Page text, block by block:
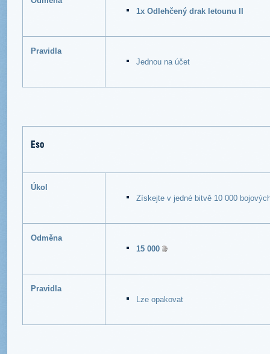
1x Odlehčený drak letounu II
Pravidla
Jednou na účet
Eso
Úkol
Získejte v jedné bitvě 10 000
Odměna
15 000
Pravidla
Lze opakovat